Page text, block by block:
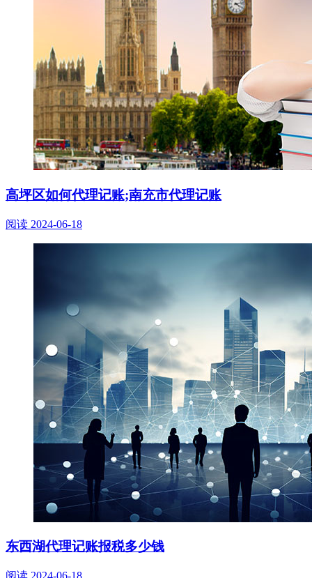
高坪区如何代理记账;南充市代理记账
阅读 2024-06-18
东西湖代理记账报税多少钱
阅读 2024-06-18